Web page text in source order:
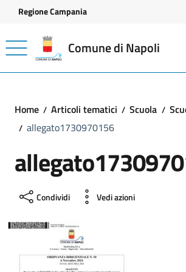
Vai ai contenuti
Vai al footer
Regione Campania
Comune di Napoli
Home Articoli tematici Scuola
allegato1730970156
Condividi Vedi azioni